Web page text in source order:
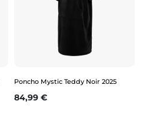
Poncho Mystic Teddy Noir 2025
Prix
84,99 €